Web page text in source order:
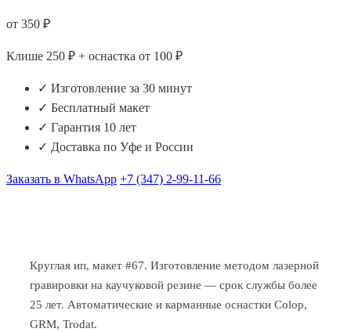
от 350 ₽
Клише 250 ₽ + оснастка от 100 ₽
✓ Изготовление за 30 минут
✓ Бесплатный макет
✓ Гарантия 10 лет
✓ Доставка по Уфе и России
Заказать в WhatsApp +7 (347) 2-99-11-66
Круглая ип, макет #67. Изготовление методом лазерной
гравировки на каучуковой резине — срок службы более
25 лет. Автоматические и карманные оснастки Colop,
GRM, Trodat.